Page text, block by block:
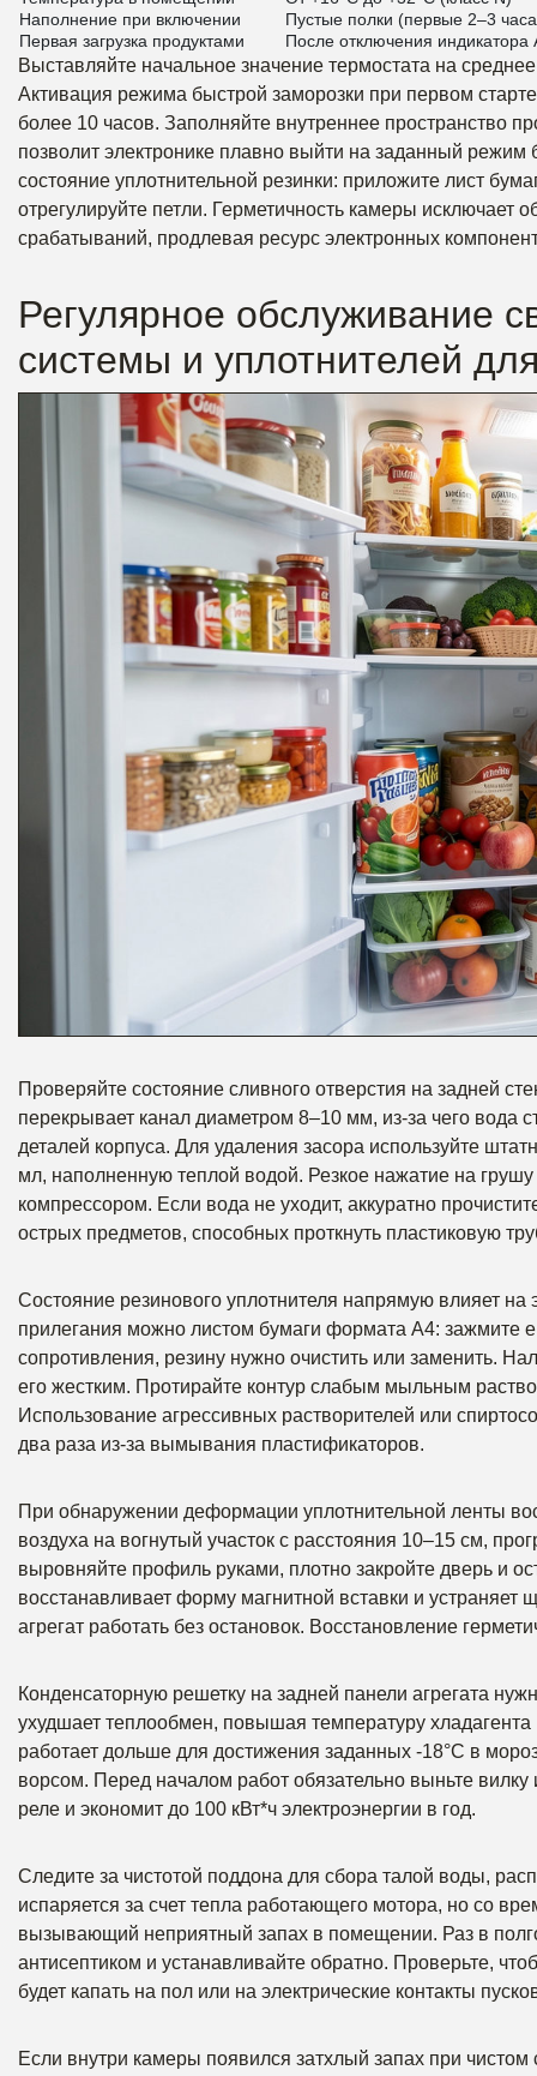
Наполнение при включении
Пустые полки (первые 2–3
Первая загрузка продуктами
После отключения индикатора
Выставляйте начальное значение термостата на
Активация режима быстрой заморозки при первом старте
более 10 часов. Заполняйте внутреннее пространство
позволит электронике плавно выйти на заданный
состояние уплотнительной резинки: приложите лист
отрегулируйте петли. Герметичность камеры исключает
срабатываний, продлевая ресурс электронных
Регулярное обслуживание
системы и уплотнителей
Проверяйте состояние сливного отверстия на задней
перекрывает канал диаметром 8–10 мм, из-за чего вода
деталей корпуса. Для удаления засора используйте
мл, наполненную теплой водой. Резкое нажатие на
компрессором. Если вода не уходит, аккуратно
острых предметов, способных проткнуть пластиковую
Состояние резинового уплотнителя напрямую влияет
прилегания можно листом бумаги формата А4: зажмите
сопротивления, резину нужно очистить или заменить.
его жестким. Протирайте контур слабым мыльным
Использование агрессивных растворителей или
два раза из-за вымывания пластификаторов.
При обнаружении деформации уплотнительной ленты
воздуха на вогнутый участок с расстояния 10–15 см,
выровняйте профиль руками, плотно закройте дверь и
восстанавливает форму магнитной вставки и
агрегат работать без остановок. Восстановление
Конденсаторную решетку на задней панели агрегата
ухудшает теплообмен, повышая температуру
работает дольше для достижения заданных -18°C в
ворсом. Перед началом работ обязательно выньте
реле и экономит до 100 кВт*ч электроэнергии в год.
Следите за чистотой поддона для сбора талой воды,
испаряется за счет тепла работающего мотора, но со
вызывающий неприятный запах в помещении. Раз в
антисептиком и устанавливайте обратно. Проверьте,
будет капать на пол или на электрические контакты
Если внутри камеры появился затхлый запах при